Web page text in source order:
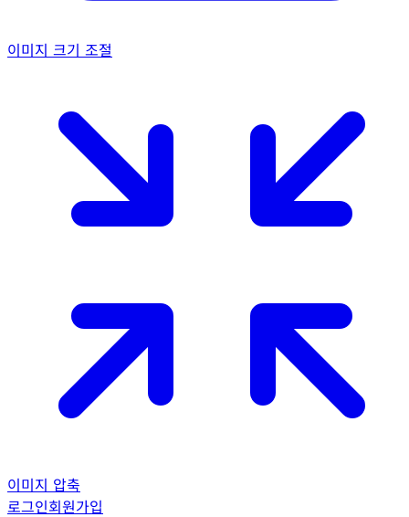
이미지 크기 조절
이미지 압축
로그인회원가입